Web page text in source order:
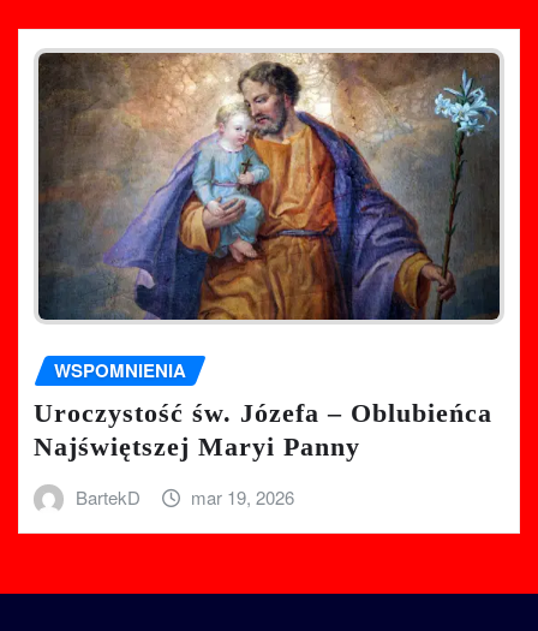
WSPOMNIENIA
Uroczystość św. Józefa – Oblubieńca
Najświętszej Maryi Panny
BartekD mar 19, 2026